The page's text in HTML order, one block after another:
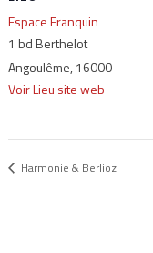
Espace Franquin
1 bd Berthelot
Angoulême,16000
Voir Lieu site web
Harmonie & Berlioz